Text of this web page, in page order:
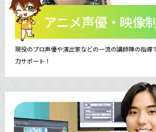
アニメ声優・映像
現役のプロ声優や演出家などの一流の講師陣の指導
力サポート！